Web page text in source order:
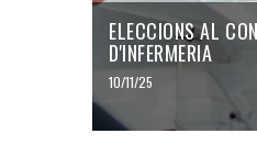
ELECCIONS AL
D'INFERMERIA
10/11/25